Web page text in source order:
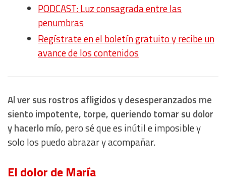
PODCAST: Luz consagrada entre las
penumbras
Regístrate en el boletín gratuito y recibe un
avance de los contenidos
Al ver sus rostros afligidos y desesperanzados me
siento impotente, torpe, queriendo tomar su dolor
y hacerlo mío, pero sé que es inútil e imposible y
solo los puedo abrazar y acompañar.
El dolor de María